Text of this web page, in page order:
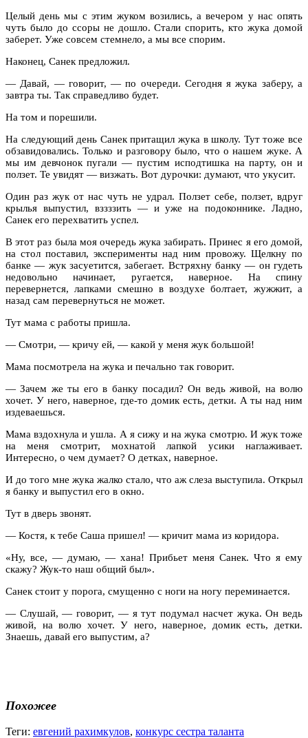
Целый день мы с этим жуком возились, а вечером у нас опять
чуть было до ссоры не дошло. Стали спорить, кто жука домой
заберет. Уже совсем стемнело, а мы все спорим.
Наконец, Санек предложил.
— Давай, — говорит,—по очереди. Сегодня я жука заберу, а
завтра ты. Так справедливо будет.
На том и порешили.
На следующий день Санек притащил жука в школу. Тут тоже все
обзавидовались. Только и разговору было, что о нашем жуке. А
мы им девчонок пугали — пустим исподтишка на парту, он и
ползет. Те увидят — визжать. Вот дурочки: думают, что укусит.
Один раз жук от нас чуть не удрал. Ползет себе, ползет, вдруг
крылья выпустил, вззззить — и уже на подоконнике. Ладно,
Санек его перехватить успел.
В этот раз была моя очередь жука забирать. Принес я его домой,
на стол поставил, эксперименты над ним провожу. Щелкну по
банке — жук засуетится, забегает. Встряхну банку — он гудеть
недовольно начинает, ругается, наверное. На спину
перевернется, лапками смешно в воздухе болтает, жужжит, а
назад сам перевернуться не может.
Тут мама с работы пришла.
— Смотри, — кричу ей, — какой у меня жук большой!
Мама посмотрела на жука и печально так говорит.
— Зачем же ты его в банку посадил? Он ведь живой, на волю
хочет. У него, наверное, где-то домик есть, детки. А ты над ним
издеваешься.
Мама вздохнула и ушла. А я сижу и на жука смотрю. И жук тоже
на меня смотрит, мохнатой лапкой усики наглаживает.
Интересно, о чем думает? О детках, наверное.
И до того мне жука жалко стало, что аж слеза выступила. Открыл
я банку и выпустил его в окно.
Тут в дверь звонят.
— Костя, к тебе Саша пришел! — кричит мама из коридора.
«Ну, все, — думаю, — хана! Прибьет меня Санек. Что я ему
скажу? Жук-то наш общий был».
Санек стоит у порога, смущенно с ноги на ногу переминается.
— Слушай, — говорит, — я тут подумал насчет жука. Он ведь
живой, на волю хочет. У него, наверное, домик есть, детки.
Знаешь, давай его выпустим, а?
Похожее
Теги: евгений рахимкулов, конкурс сестра таланта